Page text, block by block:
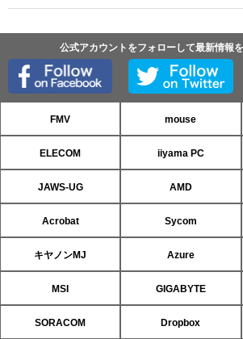
公式アカウントをフォローして最新情報
FMV mouse
ELECOM iiyama PC
JAWS-UG AMD
Acrobat Sycom
キヤノンMJ Azure
MSI GIGABYTE
SORACOM Dropbox